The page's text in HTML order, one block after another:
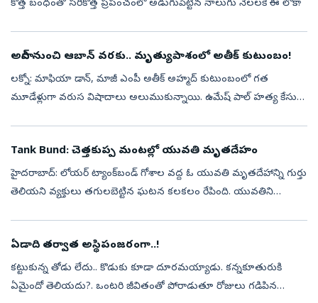
కొత్త బంధంతో సరికొత్త ప్రపంచంలో అడుగుపెట్టిన నాలుగు నెలలకే ఈ లోకాన్నే
అసాద్ నుంచి ఆబాన్ వరకు.. మృత్యుపాశంలో అతీక్ కుటుంబం!
లక్నో: మాఫియా డాన్, మాజీ ఎంపీ అతీక్ అహ్మద్ కుటుంబంలో గత
మూడేళ్లుగా వరుస విషాదాలు అలుముకున్నాయి. ఉమేష్ పాల్ హత్య కేసుతో
Tank Bund: చెత్తకుప్ప మంటల్లో యువతి మృతదేహం
హైదరాబాద్: లోయర్‌ ట్యాంక్‌బండ్‌ గోశాల వద్ద ఓ యువతి మృతదేహాన్ని గుర్తు
తెలియని వ్యక్తులు తగులబెట్టిన ఘటన కలకలం రేపింది. యువతిని
ఏడాది తర్వాత అస్థిపంజరంగా..!
కట్టుకున్న తోడు లేదు.. కొడుకు కూడా దూరమయ్యాడు. కన్నకూతురుకి
ఏమైందో తెలియదు?. ఒంటరి జీవితంతో పోరాడుతూ రోజులు గడిపిన